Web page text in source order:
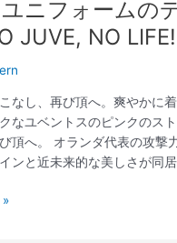
ニフォームの
JUVE, NO
なし、再び頂へ。爽やかに着
なユベントスのピンクのス
頂へ。 オランダ代表の攻撃
ンと近未来的な美しさが同